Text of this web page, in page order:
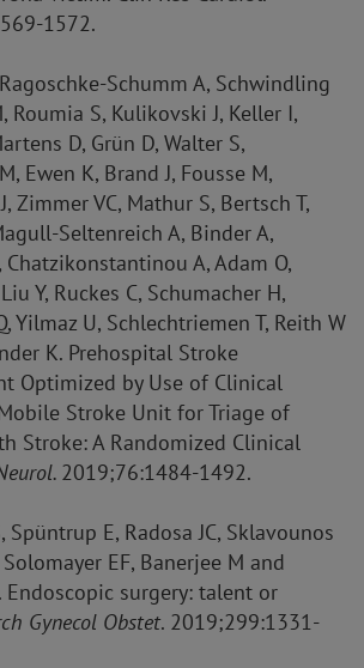
1572.
Schumm A, Schwindling
Roumia S, Kulikovski J, Keller I,
D, Grün D, Walter S,
Ewen K, Brand J, Fousse M,
Zimmer VC, Mathur S, Bertsch T,
Seltenreich A, Binder A,
Chatzikonstantinou A, Adam O,
Y, Ruckes C, Schumacher H,
Yilmaz U, Schlechtriemen T, Reith W
K. Prehospital Stroke
Optimized by Use of Clinical
Stroke Unit for Triage of
Stroke: A Randomized Clinical
2019;76:1484-1492.
Spüntrup E, Radosa JC, Sklavounos
Solomayer EF, Banerjee M and
Endoscopic surgery: talent or
Gynecol Obstet. 2019;299:1331-